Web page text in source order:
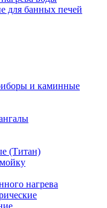
для банных печей
и каминные
(Титан)
нагрева